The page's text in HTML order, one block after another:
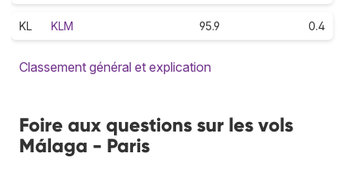
KL KLM 95.9 0.4
Classement général et explication
Foire aux questions sur les vols
Málaga - Paris